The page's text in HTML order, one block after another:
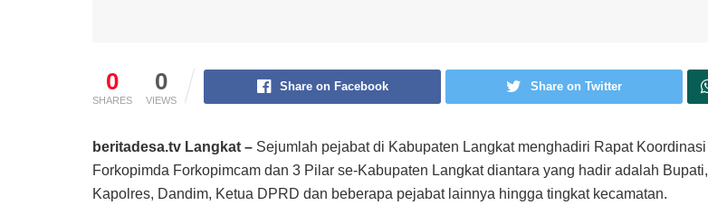
0
SHARES
0
VIEWS
Share on Facebook Share on Twitter
beritadesa.tv Langkat – Sejumlah pejabat di Kabupaten Langkat menghadiri Rapat Koordinasi
Forkopimda Forkopimcam dan 3 Pilar se-Kabupaten Langkat diantara yang hadir adalah Bupati,
Kapolres, Dandim, Ketua DPRD dan beberapa pejabat lainnya hingga tingkat kecamatan.